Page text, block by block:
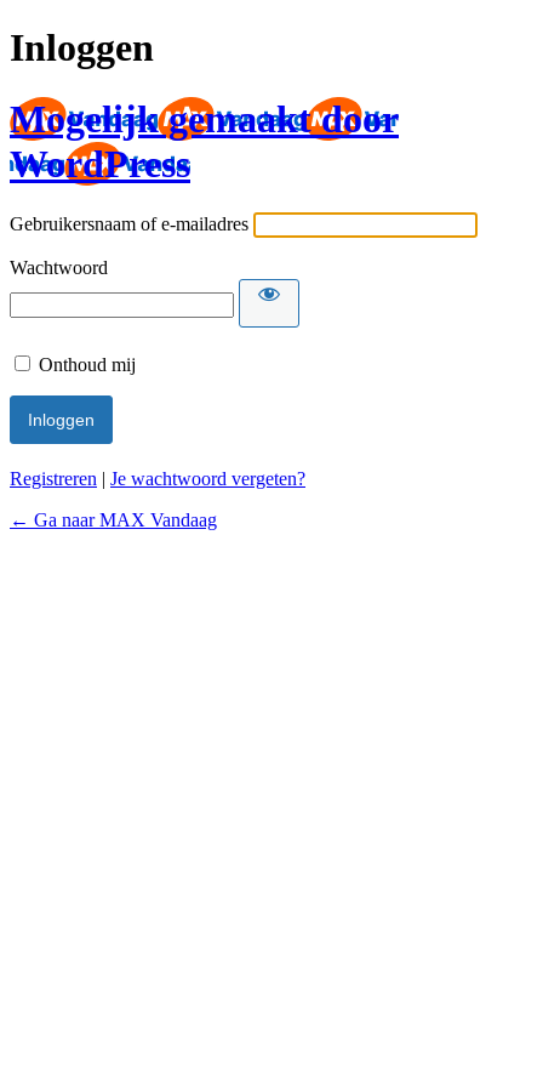
Inloggen
Mogelijk gemaakt door
WordPress
Gebruikersnaam of e-mailadres
Wachtwoord
Onthoud mij
Registreren | Je wachtwoord vergeten?
← Ga naar MAX Vandaag